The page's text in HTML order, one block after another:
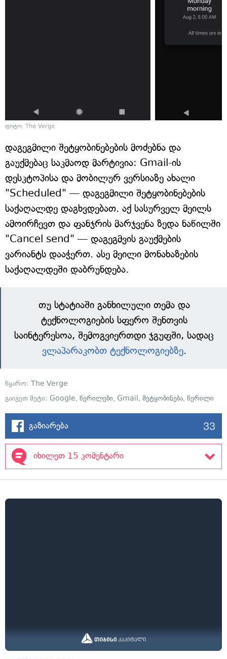
ფოტო: The Verge
დაგეგმილი შეტყობინებების მოძებნა და
გაუქმებაც საკმაოდ მარტივია: Gmail-ის
დესკტოპისა და მობილურ ვერსიაზე ახალი
"Scheduled" — დაგეგმილი შეტყობინებების
საქაღალდე დაგხვდებათ. აქ სასურველ მეილს
ამოირჩევთ და ფანჯრის მარჯვენა ზედა ნაწილში
"Cancel send" — დაგეგმვის გაუქმების
ვარიანტს დააჭერთ. ასე მეილი მონახაზების
საქაღალდეში დაბრუნდება.
თუ სტატიაში განხილული თემა და
ტექნოლოგიების სფერო შენთვის
საინტერესოა, შემოგვიერთდი ჯგუფში, სადაც
ვლაპარაკობთ ტექნოლოგიებზე.
წყარო: The Verge
გაიგეთ მეტი: Google, წერილები, Gmail, შეტყობინება, წერილი
გაზიარება 33
იხილეთ 15 კომენტარი